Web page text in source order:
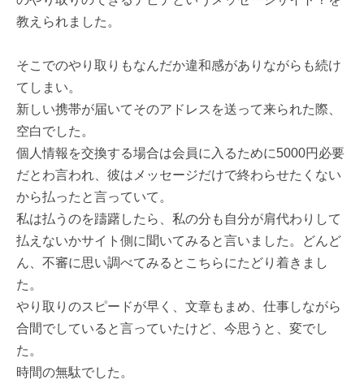
教えられました。
そこでのやり取りもなんだか違和感がありながらも続け
てしまい。
新しい携帯が届いてそのアドレスを送って来られた際、
空白でした。
個人情報を交換する場合は会員に入るために5000円必要
だとわ言われ、彼はメッセージだけで終わらせたくない
から払ったと言っていて。
私は払うのを躊躇したら、私の分も自分が肩代わりして
払えないかサイト側に聞いてみると言いました。どんど
ん、不審に思い調べてみるとこちらにたどり着きまし
た。
やり取りのスピードが早く、文章もまめ、仕事しながら
合間でしていると言っていたけど、今思うと、変でし
た。
時間の無駄でした。